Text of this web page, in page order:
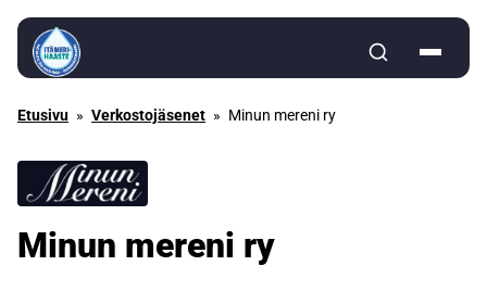
Siirry sisältöön
Etusivu » Verkostojäsenet » Minun mereni ry
Minun mereni ry